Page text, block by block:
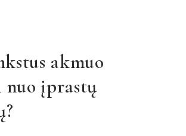
akmuo
nuo įprastų